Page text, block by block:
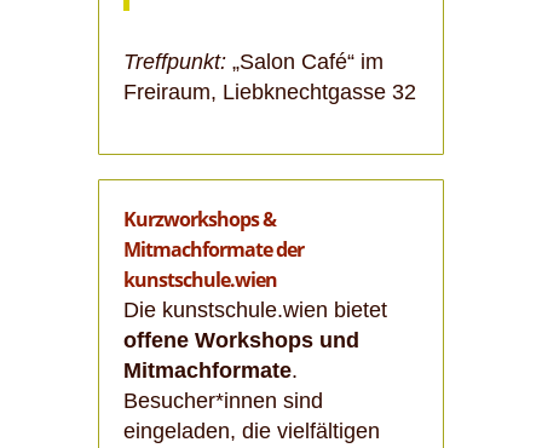
Treffpunkt:„Salon Café“ im
Freiraum, Liebknechtgasse 32
Kurzworkshops &
Mitmachformate der
kunstschule.wien
Die kunstschule.wien bietet
offene Workshops und
Mitmachformate.
Besucher*innen sind
eingeladen, die vielfältigen